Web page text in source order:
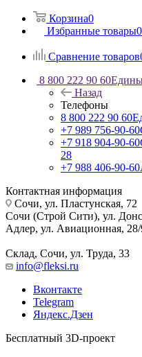
Корзина0
Избранные товары0
Сравнение товаров
8 800 222 90 60
Назад
Телефоны
8 800 222 90 60
+7 989 756-90-60
+7 918 904-90-60
28
+7 988 406-90-60
Контактная информация
Сочи, ул. Пластунская, 72
Сочи (Строй Сити), ул.
Адлер, ул. Авиационная,
Склад, Сочи, ул. Труда, 33
info@fleksi.ru
Вконтакте
Telegram
Яндекс.Дзен
Бесплатный 3D-проект